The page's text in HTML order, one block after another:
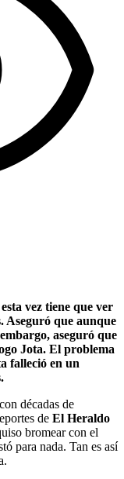
vez tiene que ver
Aseguró que aunque
aseguró que
Jota. El problema
falleció en un
décadas de
de El Heraldo
bromear con el
para nada. Tan es así